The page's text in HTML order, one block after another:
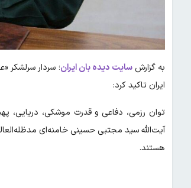
به گزارشسایت دیده بان ایران؛ سردار سرلشکر
ایران تاکید کرد:
توان رزمی، دفاعی و قدرت موشکی، دریایی،
آیت‌الله ‌سید مجتبی حسینی خامنه‌ای
هستند.